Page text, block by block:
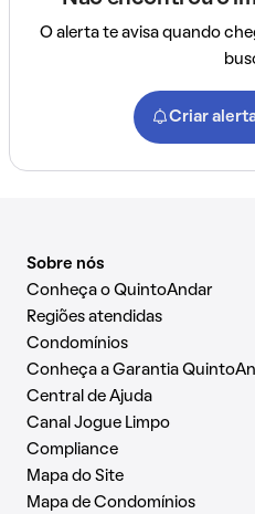
O alerta te avisa quando
Criar
Sobre nós
Conheça o QuintoAndar
Regiões atendidas
Condomínios
Conheça a Garantia
Central de Ajuda
Canal Jogue Limpo
Compliance
Mapa do Site
Mapa de Condomínios